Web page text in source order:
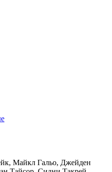
Майкл Гальо, Джейден